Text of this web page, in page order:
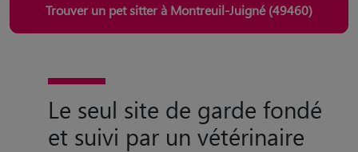
Trouver un pet sitter à Montreuil-Juigné (49460)
Le seul site de garde fondé
et suivi par un vétérinaire